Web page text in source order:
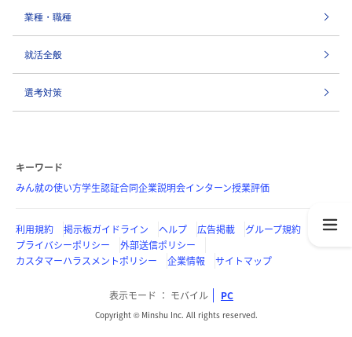
業種・職種
就活全般
選考対策
キーワード
みん就の使い方学生認証合同企業説明会インターン授業評価
利用規約 掲示板ガイドライン ヘルプ 広告掲載
グループ規約
プライバシーポリシー
外部送信ポリシー
カスタマーハラスメントポリシー
企業情報 サイトマップ
表示モード モバイル PC
Copyright © Minshu Inc. All rights reserved.